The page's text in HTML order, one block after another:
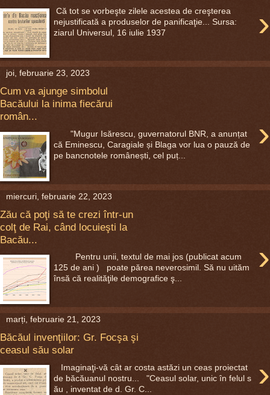
›
Că tot se vorbeşte zilele acestea de creşterea
nejustificată a produselor de panificaţie... Sursa:
ziarul Universul, 16 iulie 1937
joi, februarie 23, 2023
Cum va ajunge simbolul
Bacăului la inima fiecărui
român...
›
"Mugur Isărescu, guvernatorul BNR, a anunțat
că Eminescu, Caragiale și Blaga vor lua o pauză de
pe bancnotele românești, cel puț...
miercuri, februarie 22, 2023
Zău că poţi să te crezi într-un
colţ de Rai, când locuieşti la
Bacău...
›
Pentru unii, textul de mai jos (publicat acum
125 de ani ) poate părea neverosimil. Să nu uităm
însă că realităţile demografice ş...
marți, februarie 21, 2023
Băcăul invenţiilor: Gr. Focşa şi
ceasul său solar
›
Imaginaţi-vă cât ar costa astăzi un ceas proiectat
de băcăuanul nostru... "Ceasul solar, unic în felul s
ău , inventat de d. Gr. C...